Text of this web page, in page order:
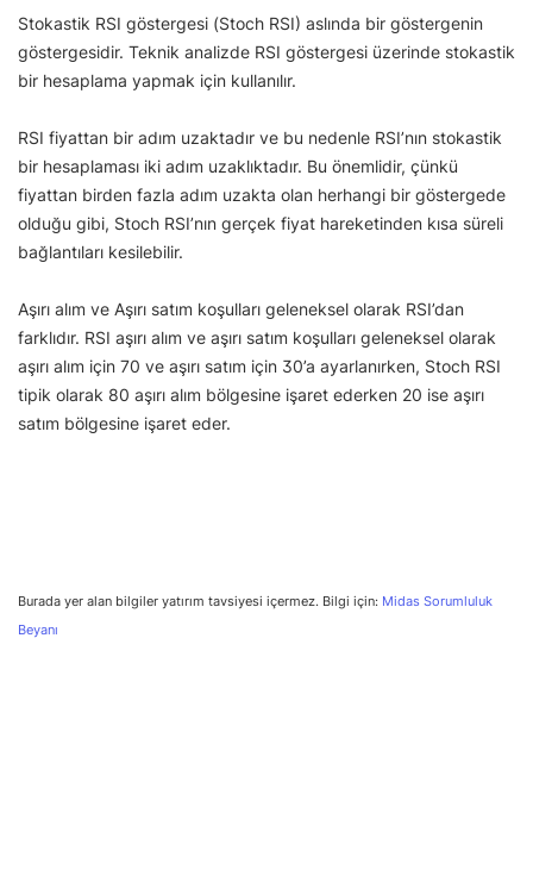
Stokastik RSI göstergesi (Stoch RSI) aslında bir göstergenin
göstergesidir. Teknik analizde RSI göstergesi üzerinde stokastik
bir hesaplama yapmak için kullanılır.
RSI fiyattan bir adım uzaktadır ve bu nedenle RSI’nın stokastik
bir hesaplaması iki adım uzaklıktadır. Bu önemlidir, çünkü
fiyattan birden fazla adım uzakta olan herhangi bir göstergede
olduğu gibi, Stoch RSI’nın gerçek fiyat hareketinden kısa süreli
bağlantıları kesilebilir.
Aşırı alım ve Aşırı satım koşulları geleneksel olarak RSI’dan
farklıdır. RSI aşırı alım ve aşırı satım koşulları geleneksel olarak
aşırı alım için 70 ve aşırı satım için 30’a ayarlanırken, Stoch RSI
tipik olarak 80 aşırı alım bölgesine işaret ederken 20 ise aşırı
satım bölgesine işaret eder.
Burada yer alan bilgiler yatırım tavsiyesi içermez. Bilgi için: Midas Sorumluluk
Beyanı